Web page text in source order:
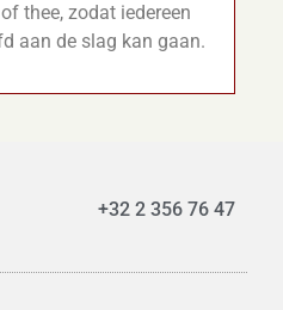
thee, zodat iedereen
aan de slag kan gaan.
+32 2 356 76 47